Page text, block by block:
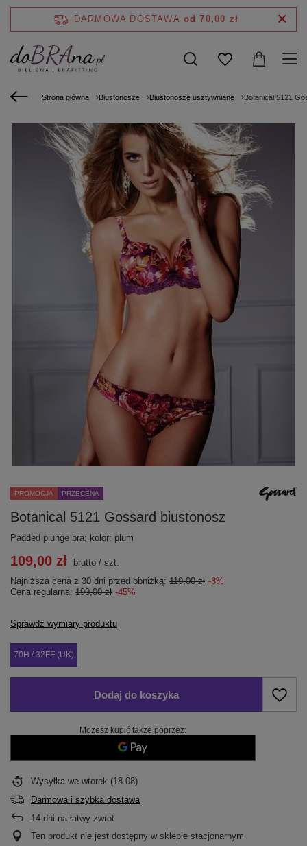
DARMOWA DOSTAWA od 70,00 zł
Strona główna Biustonosze Biustonosze usztywniane Botanical 5121
PROMOCJA PRZECENA
Botanical 5121 Gossard biustonosz
Padded plunge bra; kolor: plum
70H / 32FF (UK)
Sprawdź wymiary produktu
109,00 zł brutto / szt.
Najniższa cena z 30 dni przed obniżką: 119,00 zł -8%
Cena regularna: 199,00 zł -45%
Dodaj do koszyka
Możesz kupić także poprzez:
Wysyłka we wtorek (18.08)
Darmowa i szybka dostawa
14 dni na łatwy zwrot
Ten produkt nie jest dostępny w sklepie stacjonarnym